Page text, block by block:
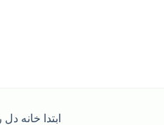
ابتدا خانه دل